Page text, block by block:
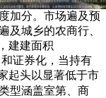
加分。市场遍及预
及城乡的农商行、
建建面积
证券化，当持有
起头以显著低于市
型涵盖室第、商